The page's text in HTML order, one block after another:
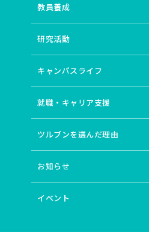
教員養成
研究活動
キャンパスライフ
就職・キャリア支援
ツルブンを選んだ理由
お知らせ
イベント